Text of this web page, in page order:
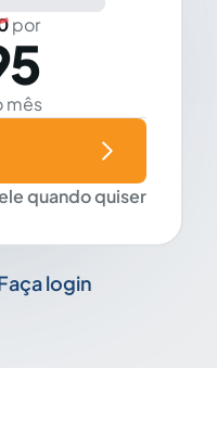
por
mês
quando quiser
login